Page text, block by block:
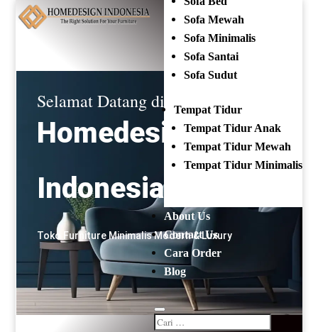
OPEN EVERYDAY
(+62) 81 229 604 267
Selamat Datang di
Homedesign
Indonesia
Toko Furniture Minimalis Modern & Luxury
Sofa Mewah
Sofa Minimalis
Sofa Santai
Sofa Sudut
Tempat Tidur
Tempat Tidur Anak
Tempat Tidur Mewah
Tempat Tidur Minimalis
About Us
Contact Us
Cara Order
Blog